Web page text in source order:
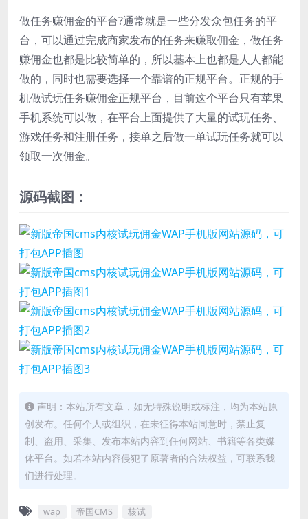
做任务赚佣金的平台?通常就是一些分发众包任务的平
台，可以通过完成商家发布的任务来赚取佣金，做任务
赚佣金也都是比较简单的，所以基本上也都是人人都能
做的，同时也需要选择一个靠谱的正规平台。正规的手
机做试玩任务赚佣金正规平台，目前这个平台只有苹果
手机系统可以做，在平台上面提供了大量的试玩任务、
游戏任务和注册任务，接单之后做一单试玩任务就可以
领取一次佣金。
源码截图：
声明：本站所有文章，如无特殊说明或标注，均为本站原
创发布。任何个人或组织，在未征得本站同意时，禁止复
制、盗用、采集、发布本站内容到任何网站、书籍等各类媒
体平台。如若本站内容侵犯了原著者的合法权益，可联系我
们进行处理。
wap 帝国CMS 核试